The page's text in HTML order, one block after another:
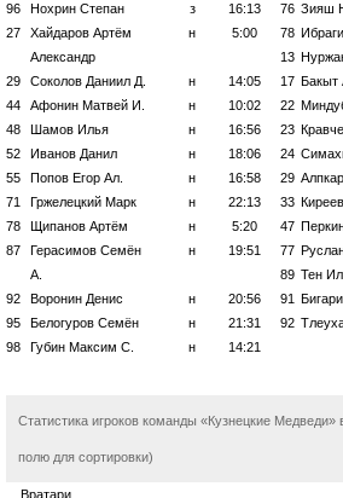
96
Нохрин Степан з
16:13
27
Хайдаров Артём
Александр
н 5:00
29 Соколов Даниил Д. н
14:05
44
Афонин Матвей И. н
10:02
48
Шамов Илья н
16:56
52
Иванов Данил н
18:06
55
Попов Егор Ал. н
16:58
71
Гржелецкий Марк н
22:13
78
Щипанов Артём н
5:20
87
Герасимов Семён
А.
н 19:51
92 Воронин Денис н
20:56
95
Белогуров Семён н
21:31
98
Губин Максим С. н 14:21
76 Зияш
78
13
17 Бакыт
22
23
24
29
33
47
77
89 Тен
91
92
Статистика игроков команды «Кузнецкие
полю для сортировки)
Вратари